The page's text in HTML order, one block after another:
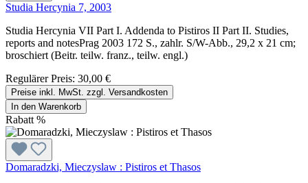
Studia Hercynia 7, 2003
Studia Hercynia VII Part I. Addenda to Pistiros II Part II. Studies,
reports and notesPrag 2003 172 S., zahlr. S/W-Abb., 29,2 x 21 cm;
broschiert (Beitr. teilw. franz., teilw. engl.)
Regulärer Preis: 30,00 €
Preise inkl. MwSt. zzgl. Versandkosten
In den Warenkorb
Rabatt %
Domaradzki, Mieczyslaw : Pistiros et Thasos